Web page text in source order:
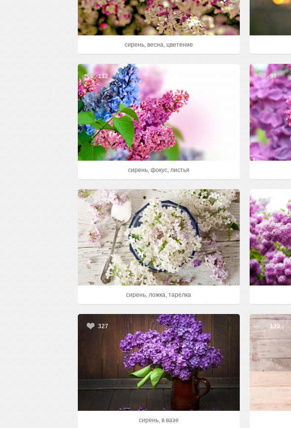
сирень, весна, цветение
112
сирень, фокус, листья
99
160
сирень, ложка, тарелка
327
сирень, в вазе
139